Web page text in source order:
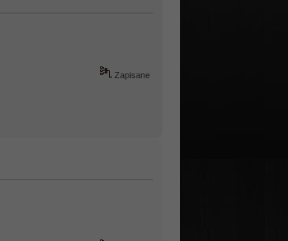
Zapisane